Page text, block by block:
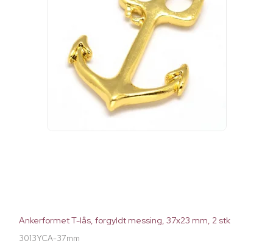
Ankerformet T-lås, forgyldt messing, 37x23 mm, 2 stk
3013YCA-37mm